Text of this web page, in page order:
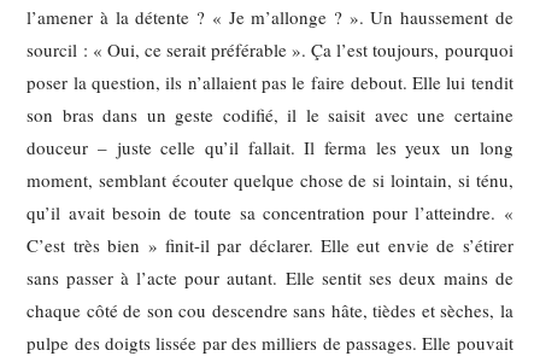
l’amener à la détente ? « Je m’allonge ? ». Un haussement de
sourcil : « Oui, ce serait préférable ». Ça l’est toujours, pourquoi
poser la question, ils n’allaient pas le faire debout. Elle lui tendit
son bras dans un geste codifié, il le saisit avec une certaine
douceur – juste celle qu’il fallait. Il ferma les yeux un long
moment, semblant écouter quelque chose de si lointain, si ténu,
qu’il avait besoin de toute sa concentration pour l’atteindre. «
C’est très bien » finit-il par déclarer. Elle eut envie de s’étirer
sans passer à l’acte pour autant. Elle sentit ses deux mains de
chaque côté de son cou descendre sans hâte, tièdes et sèches, la
pulpe des doigts lissée par des milliers de passages. Elle pouvait